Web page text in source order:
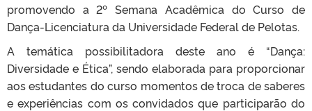
promovendo a 2º Semana Acadêmica do Curso de
Dança-Licenciatura da Universidade Federal de Pelotas.
A temática possibilitadora deste ano é “Dança:
Diversidade e Ética”, sendo elaborada para proporcionar
aos estudantes do curso momentos de troca de saberes
e experiências com os convidados que participarão do